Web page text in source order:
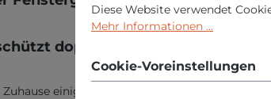
doppelt. Gegen Kinderhände
einige Gefahren. Dazu gehören auch
Diese Website verwendet
Mehr Informationen ...
Cookie-Voreinstellungen